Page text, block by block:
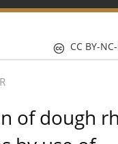
CC BY-
of dough